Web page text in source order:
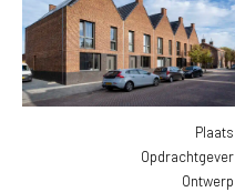
Plaats
Opdrachtgever
Ontwerp